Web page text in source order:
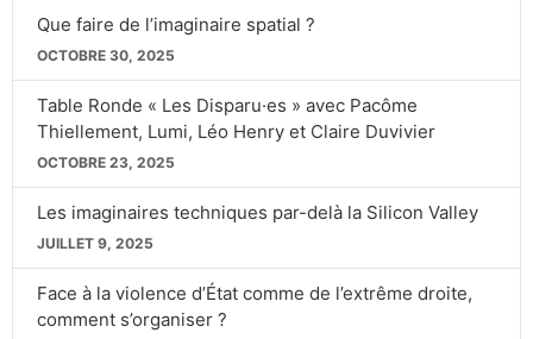
Que faire de l’imaginaire spatial ?
OCTOBRE 30, 2025
Table Ronde « Les Disparu·es » avec Pacôme
Thiellement, Lumi, Léo Henry et Claire Duvivier
OCTOBRE 23, 2025
Les imaginaires techniques par-delà la Silicon Valley
JUILLET 9, 2025
Face à la violence d’État comme de l’extrême droite,
comment s’organiser ?